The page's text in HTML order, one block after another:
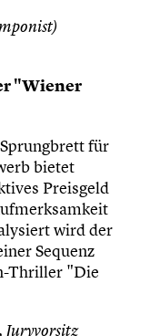
"Wiener
für
bietet
Preisgeld
wird der
Sequenz
Thriller "Die
Juryvorsitz